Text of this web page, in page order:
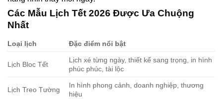
Các Mẫu Lịch Tết 2026 Được Ưa Chuộng
Nhất
Loại lịch Đặc điểm nổi bật
Lịch Bloc Tết
Lịch xé từng ngày, thiết kế sang trọng, in hình
phúc phúc, tài lộc
Lịch Treo Tường
In hình phong cảnh, doanh nghiệp, thương
hiệu